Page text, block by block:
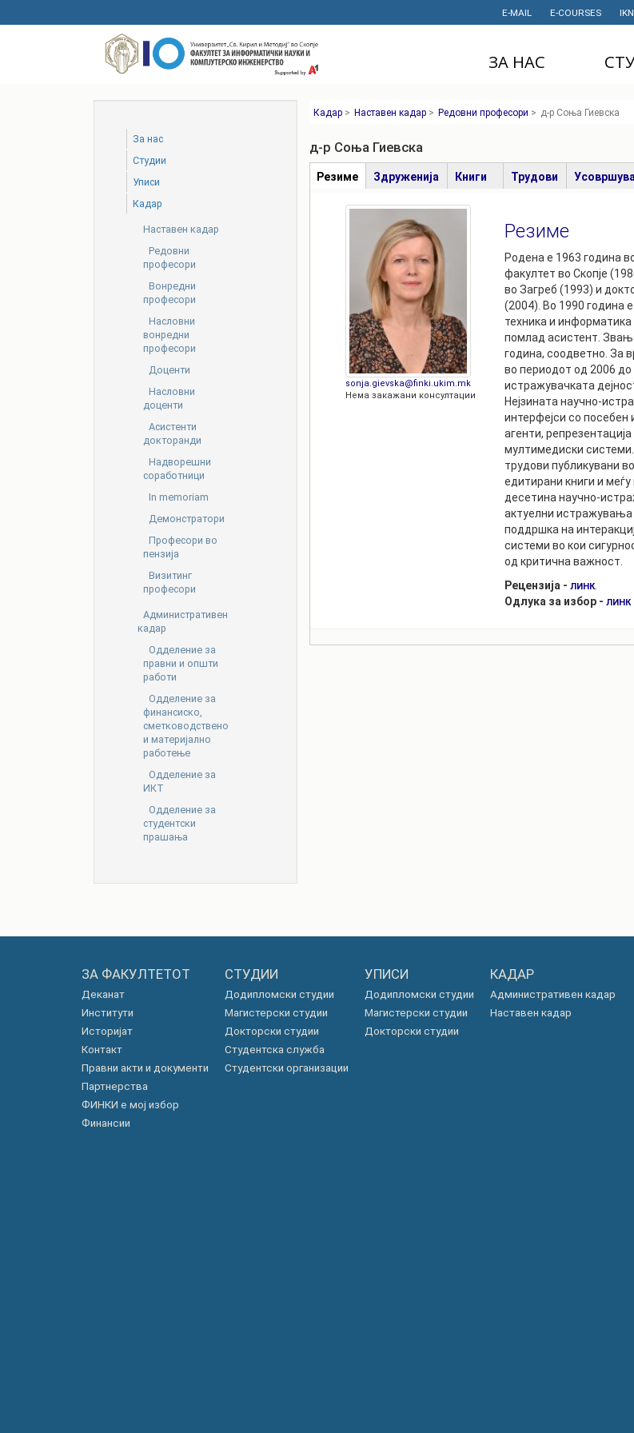
to
E-MAIL E-COURSES
ЗА НАС
ПРАВНИ АКТИ
И ДОКУМЕНТИ
НАУЧНА
ДЕЈНОСТ
ФИНАНСИИ
ИСТОРИЈАТ
ФИНКИ Е МОЈ
ИЗБОР
ЛАБОРАТОРИИ
ИЗВЕШТАИ ЗА
ФАКУЛТЕТОТ
ПАРТНЕРСТВА
ФИНКИ LIVE
АЛУМНИ
СТУДИИ
СТУДИИ
И
СЛУЖБА
ЧАСОВИ
РЕШЕНИЈА
ОДБРАНИ
За нас
Студии
Уписи
Кадар
Наставен кадар
Редовни
професори
Вонредни
професори
Насловни
вонредни
професори
Доценти
Насловни
доценти
Асистенти
докторанди
Надворешни
соработници
In memoriam
Демонстратори
Професори во
пензија
Визитинг
професори
Административен
кадар
Oдделение за
правни и општи
работи
Одделение за
финансиско,
сметководствено
и материјално
работење
Одделение за
ИКТ
Одделение за
студентски
прашања
Кадар > Наставен кадар > Редовни професори > д-р Соња Гиевска
д-р Соња Гиевска
Табови
Резиме (active
tab)
Здруженија Книги Трудови
sonja.gievska@finki.ukim.mk
Нема закажани консултации
Резиме
Родена е 1963 година
факултет во Скопје
во Загреб (1993) и
(2004). Во 1990 година
техника и информатика
помлад асистент.
година, соодветно. За
во периодот од 2006
истражувачката
Нејзината научно-
интерфејси со посебен
агенти,
мултимедиски
трудови публикувани
едитирани книги и
десетина научно-
актуелни истражувања
поддршка на
системи во кои
од критична важност.
Рецензија - ЛИНК.
Одлука за избор - ЛИНК
ЗА ФАКУЛТЕТОТ
Деканат
Институти
Историјат
Контакт
Правни акти и документи
Партнерства
ФИНКИ е мој избор
Финансии
СТУДИИ
Додипломски студии
Магистерски студии
Докторски студии
Студентска служба
Студентски организации
УПИСИ
Додипломски студии
Магистерски студии
Докторски студии
КАДАР
Административен кадар
Наставен кадар